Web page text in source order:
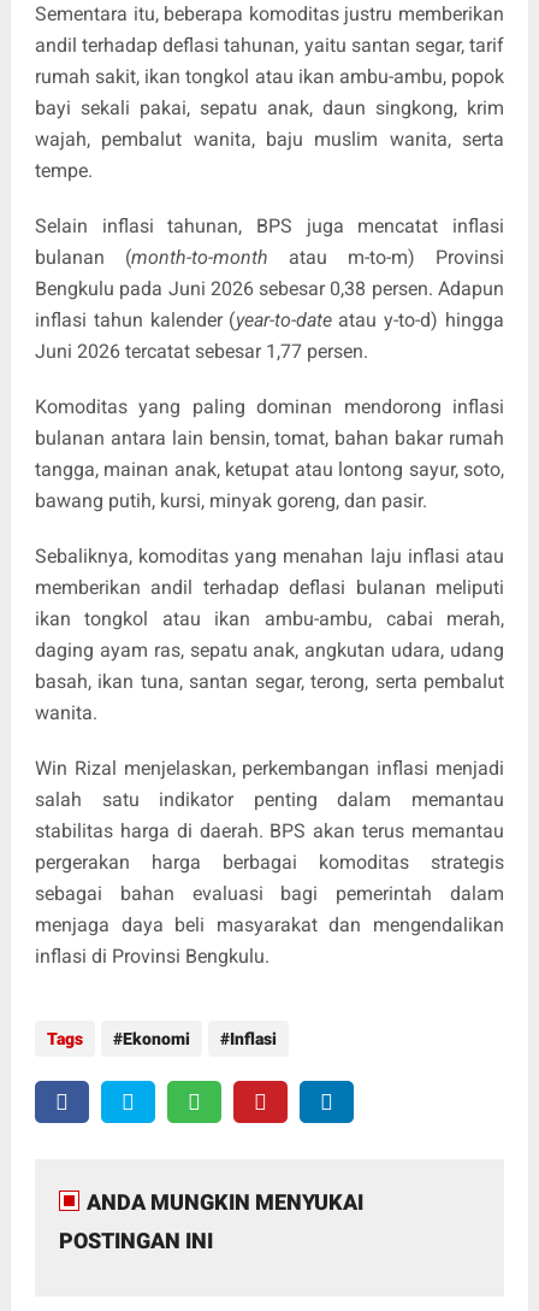
Sementara itu, beberapa komoditas justru memberikan
andil terhadap deflasi tahunan, yaitu santan segar, tarif
rumah sakit, ikan tongkol atau ikan ambu-ambu, popok
bayi sekali pakai, sepatu anak, daun singkong, krim
wajah, pembalut wanita, baju muslim wanita, serta
tempe.
Selain inflasi tahunan, BPS juga mencatat inflasi
bulanan (month-to-month atau m-to-m) Provinsi
Bengkulu pada Juni 2026 sebesar 0,38 persen. Adapun
inflasi tahun kalender (year-to-dateatau y-to-d) hingga
Juni 2026 tercatat sebesar 1,77 persen.
Komoditas yang paling dominan mendorong inflasi
bulanan antara lain bensin, tomat, bahan bakar rumah
tangga, mainan anak, ketupat atau lontong sayur, soto,
bawang putih, kursi, minyak goreng, dan pasir.
Sebaliknya, komoditas yang menahan laju inflasi atau
memberikan andil terhadap deflasi bulanan meliputi
ikan tongkol atau ikan ambu-ambu, cabai merah,
daging ayam ras, sepatu anak, angkutan udara, udang
basah, ikan tuna, santan segar, terong, serta pembalut
wanita.
Win Rizal menjelaskan, perkembangan inflasi menjadi
salah satu indikator penting dalam memantau
stabilitas harga di daerah. BPS akan terus memantau
pergerakan harga berbagai komoditas strategis
sebagai bahan evaluasi bagi pemerintah dalam
menjaga daya beli masyarakat dan mengendalikan
inflasi di Provinsi Bengkulu.
Tags Ekonomi Inflasi
ANDA MUNGKIN MENYUKAI
POSTINGAN INI